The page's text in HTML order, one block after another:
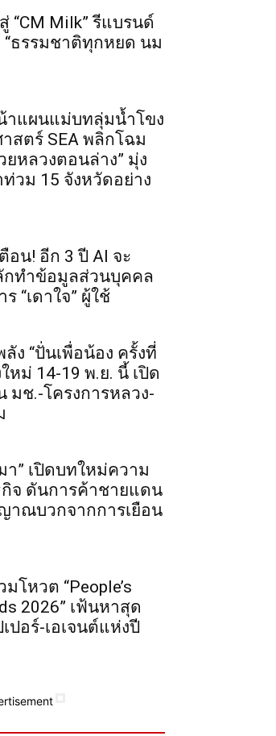
“CM Milk” รีแบรนด์
ธรรมชาติทุกหยด นม
าแผนแม่บทลุ่มน้ำโขง
สตร์ SEA พลิกโฉม
ยหลวงตอนล่าง” มุ่ง
วม 15 จังหวัดอย่าง
อน! อีก 3 ปี AI จะ
กทำข้อมูลส่วนบุคคล
“เดาใจ” ผู้ใช้
ง “ปั่นเพื่อน้อง ครั้งที่
หม่ 14-19 พ.ย. นี้ เปิด
มช.-โครงการหลวง-
า” เปิดบทใหม่ความ
กิจ ดันการค้าชายแดน
ณบวกจากการเยือน
โหวต “People’s
2026” เฟ้นหาสุด
ปอร์-เอเจนต์แห่งปี